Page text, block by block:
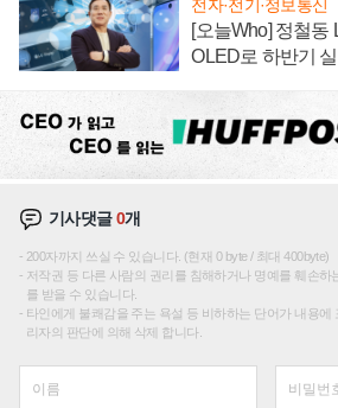
전자·전기·정보통신
[오늘Who] 정철동
OLED로 하반기
기사댓글0개
200자까지 쓰실 수 있습니다. (현재 0 byte / 최대 400byte)
저작권 등 다른 사람의 권리를 침해하거나 명예를 훼손하
를 받을 수 있습니다.
타인에게 불쾌감을 주는 욕설 등 비하하는 단어가 내용에
리자의 판단에 의해 삭제 합니다.